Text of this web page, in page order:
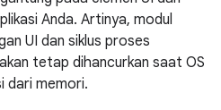
Anda. Artinya, modul
UI dan siklus proses
tetap dihancurkan saat OS
dari memori.